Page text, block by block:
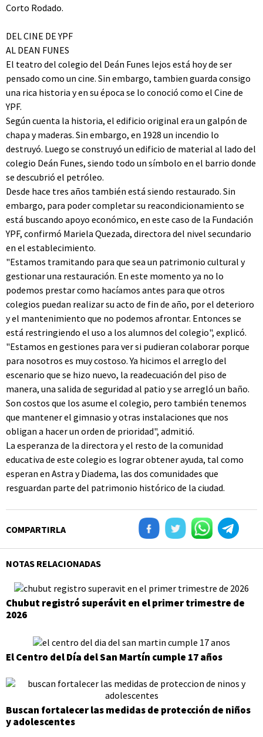
Corto Rodado.
DEL CINE DE YPF
AL DEAN FUNES
El teatro del colegio del Deán Funes lejos está hoy de ser
pensado como un cine. Sin embargo, tambien guarda consigo
una rica historia y en su época se lo conoció como el Cine de
YPF.
Según cuenta la historia, el edificio original era un galpón de
chapa y maderas. Sin embargo, en 1928 un incendio lo
destruyó. Luego se construyó un edificio de material al lado del
colegio Deán Funes, siendo todo un símbolo en el barrio donde
se descubrió el petróleo.
Desde hace tres años también está siendo restaurado. Sin
embargo, para poder completar su reacondicionamiento se
está buscando apoyo económico, en este caso de la Fundación
YPF, confirmó Mariela Quezada, directora del nivel secundario
en el establecimiento.
"Estamos tramitando para que sea un patrimonio cultural y
gestionar una restauración. En este momento ya no lo
podemos prestar como hacíamos antes para que otros
colegios puedan realizar su acto de fin de año, por el deterioro
y el mantenimiento que no podemos afrontar. Entonces se
está restringiendo el uso a los alumnos del colegio", explicó.
"Estamos en gestiones para ver si pudieran colaborar porque
para nosotros es muy costoso. Ya hicimos el arreglo del
escenario que se hizo nuevo, la readecuación del piso de
manera, una salida de seguridad al patio y se arregló un baño.
Son costos que los asume el colegio, pero también tenemos
que mantener el gimnasio y otras instalaciones que nos
obligan a hacer un orden de prioridad", admitió.
La esperanza de la directora y el resto de la comunidad
educativa de este colegio es lograr obtener ayuda, tal como
esperan en Astra y Diadema, las dos comunidades que
resguardan parte del patrimonio histórico de la ciudad.
COMPARTIRLA
NOTAS RELACIONADAS
Chubut registró superávit en el primer trimestre de
2026
El Centro del Día del San Martín cumple 17 años
Buscan fortalecer las medidas de protección de niños
y adolescentes